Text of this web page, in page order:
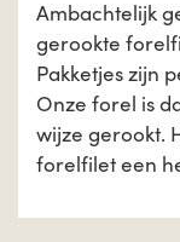
Ambachtelijk
gerookte
Pakketjes zijn
Onze forel is
wijze gerookt.
forelfilet een